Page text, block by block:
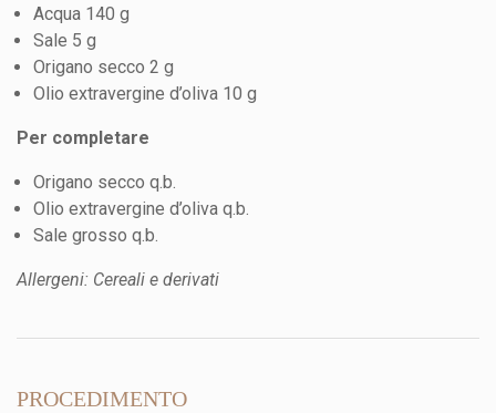
Acqua 140 g
Sale 5 g
Origano secco 2 g
Olio extravergine d’oliva 10 g
Per completare
Origano secco q.b.
Olio extravergine d’oliva q.b.
Sale grosso q.b.
Allergeni: Cereali e derivati
PROCEDIMENTO